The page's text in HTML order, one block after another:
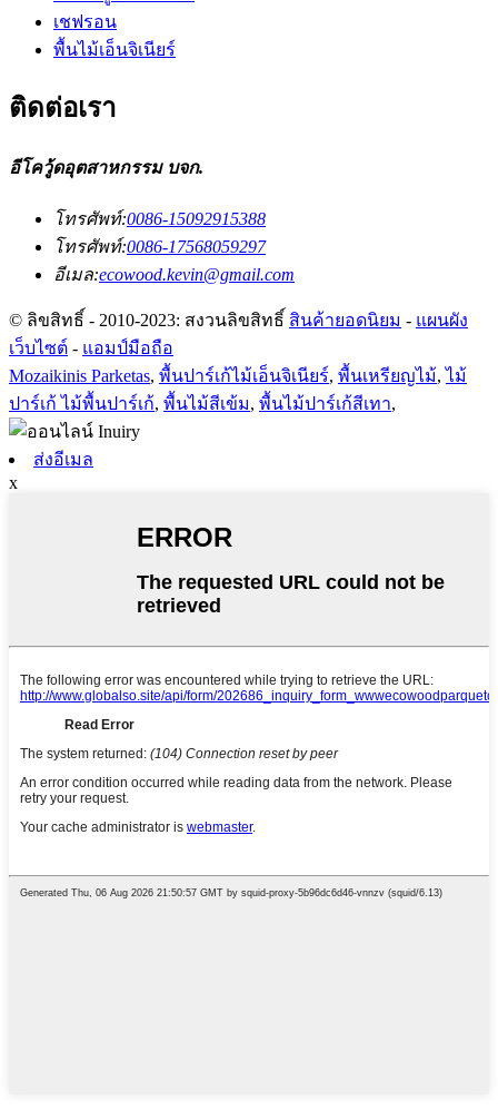
เชฟรอน
พื้นไม้เอ็นจิเนียร์
ติดต่อเรา
อีโควู้ดอุตสาหกรรม บจก.
โทรศัพท์:0086-15092915388
โทรศัพท์:0086-17568059297
อีเมล:ecowood.kevin@gmail.com
© ลิขสิทธิ์ - 2010-2023: สงวนลิขสิทธิ์ สินค้ายอดนิยม - แผนผัง
เว็บไซต์ - แอมป์มือถือ
Mozaikinis Parketas, พื้นปาร์เก้ไม้เอ็นจิเนียร์, พื้นเหรียญไม้,ไม้
ปาร์เก้ ไม้พื้นปาร์เก้, พื้นไม้สีเข้ม, พื้นไม้ปาร์เก้สีเทา,
ส่งอีเมล
x